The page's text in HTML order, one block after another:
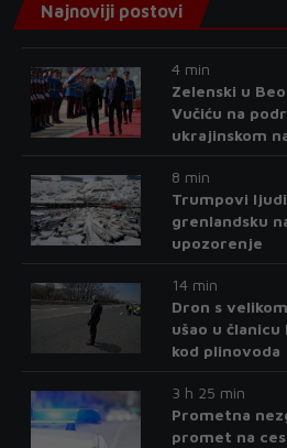
Najnoviji postovi
4 min
Zelenski u
Vučiću na
ukrajinskom
8 min
Trumpovi
grenlandsku
upozorenje
14 min
Dron s
ušao u članicu
kod plinovoda
3 h 25 min
Prometna
promet na